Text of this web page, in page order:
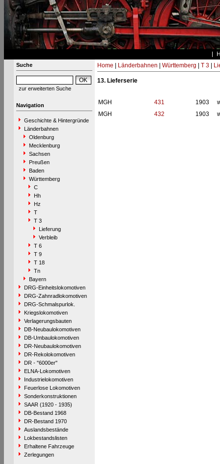
Suche
zur erweiterten Suche
Navigation
Geschichte & Hintergründe
Länderbahnen
Oldenburg
Mecklenburg
Sachsen
Preußen
Baden
Württemberg
C
Hh
Hz
T
T 3
Lieferung
Verbleib
T 6
T 9
T 18
Tn
Bayern
DRG-Einheitslokomotiven
DRG-Zahnradlokomotiven
DRG-Schmalspurlok.
Kriegslokomotiven
Verlagerungsbauten
DB-Neubaulokomotiven
DB-Umbaulokomotiven
DR-Neubaulokomotiven
DR-Rekolokomotiven
DR - "6000er"
ELNA-Lokomotiven
Industrielokomotiven
Feuerlose Lokomotiven
Sonderkonstruktionen
SAAR (1920 - 1935)
DB-Bestand 1968
DR-Bestand 1970
Auslandsbestände
Lokbestandslisten
Erhaltene Fahrzeuge
Zerlegungen
Home Länderbahnen Württemberg T 3|
13. Lieferserie
MGH 431 1903
MGH
432 1903